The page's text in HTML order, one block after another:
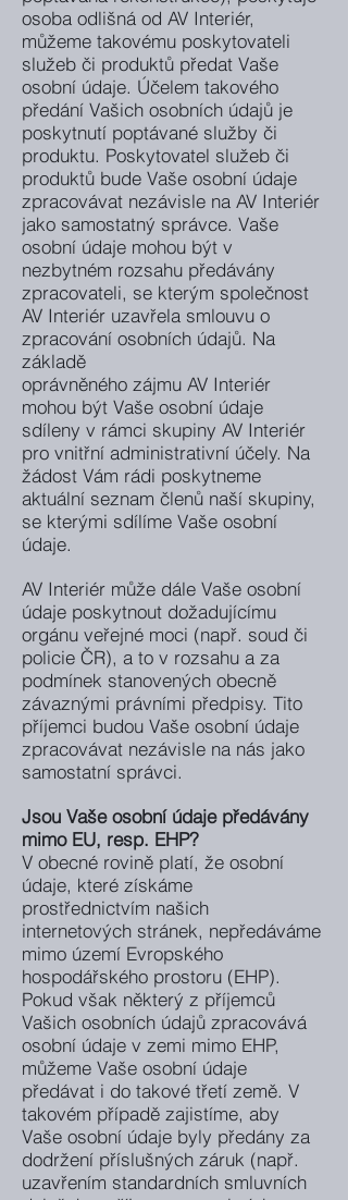
osoba odlišná od AV Interiér,
můžeme takovému poskytovateli
služeb či produktů předat Vaše
osobní údaje. Účelem takového
předání Vašich osobních údajů je
poskytnutí poptávané služby či
produktu. Poskytovatel služeb či
produktů bude Vaše osobní údaje
zpracovávat nezávisle na AV Interiér
jako samostatný správce. Vaše
osobní údaje mohou být v
nezbytném rozsahu předávány
zpracovateli, se kterým společnost
AV Interiér uzavřela smlouvu o
zpracování osobních údajů. Na
základě
oprávněného zájmu AV Interiér
mohou být Vaše osobní údaje
sdíleny v rámci skupiny AV Interiér
pro vnitřní administrativní účely. Na
žádost Vám rádi poskytneme
aktuální seznam členů naší skupiny,
se kterými sdílíme Vaše osobní
údaje.
AV Interiér může dále Vaše osobní
údaje poskytnout dožadujícímu
orgánu veřejné moci (např. soud či
policie ČR), a to v rozsahu a za
podmínek stanovených obecně
závaznými právními předpisy. Tito
příjemci budou Vaše osobní údaje
zpracovávat nezávisle na nás jako
samostatní správci.
Jsou Vaše osobní údaje předávány
mimo EU, resp. EHP?
V obecné rovině platí, že osobní
údaje, které získáme
prostřednictvím našich
internetových stránek, nepředáváme
mimo území Evropského
hospodářského prostoru (EHP).
Pokud však některý z příjemců
Vašich osobních údajů zpracovává
osobní údaje v zemi mimo EHP,
můžeme Vaše osobní údaje
předávat i do takové třetí země. V
takovém případě zajistíme, aby
Vaše osobní údaje byly předány za
dodržení příslušných záruk (např.
uzavřením standardních smluvních